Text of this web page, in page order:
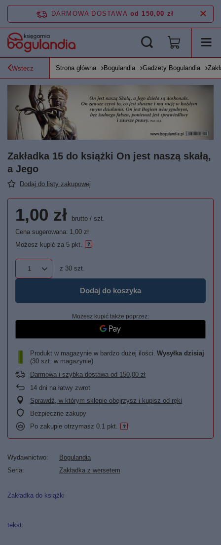
DARMOWA DOSTAWA od 150,00 zł
Wstecz Strona główna Bogulandia Gadżety Bogulandia
Zakładka 15 do książki On jest naszą skałą,
a Jego
Dodaj do listy zakupowej
1,00 zł brutto / szt.
Cena sugerowana: 1,00 zł
Możesz kupić za 5 pkt.
z 30 szt.
Dodaj do koszyka
Możesz kupić także poprzez:
Produkt w magazynie w bardzo dużej ilości Wysyłka dzisiaj
(30 szt. w magazynie)
Darmowa i szybka dostawa od 150,00 zł
14 dni na łatwy zwrot
Sprawdź, w którym sklepie obejrzysz i kupisz od ręki
Bezpieczne zakupy
Po zakupie otrzymasz 0.1 pkt.
Wydawnictwo
Bogulandia
Seria
Zakładka z wersetem
Zakładka do książki
tekst: